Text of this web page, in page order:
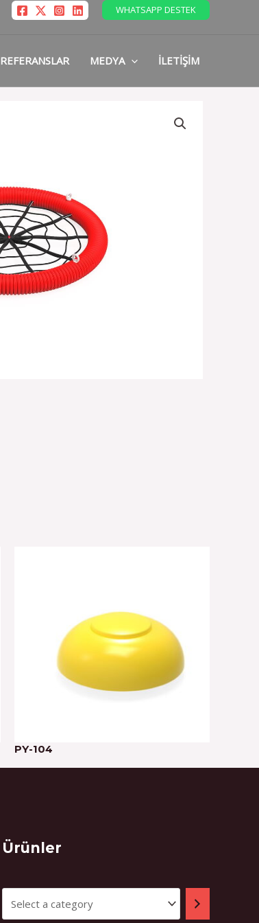
WHATSAPP DESTEK
REFERANSLAR MEDYA İLETIŞIM
PY-104
Ürünler
Select